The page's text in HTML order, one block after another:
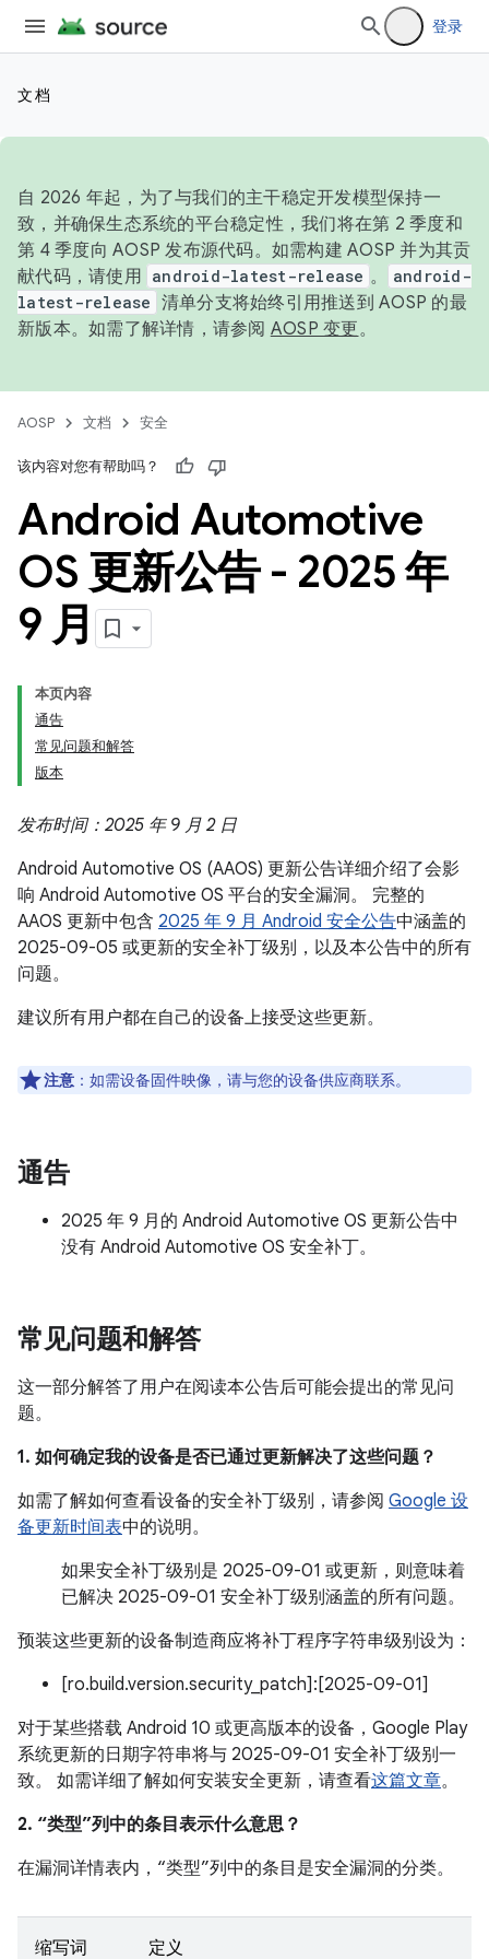
登录
文档
自 2026 年起，为了与我们的主干稳定开发模型保持一
致，并确保生态系统的平台稳定性，我们将在第 2 季度和
第 4 季度向 AOSP 发布源代码。如需构建 AOSP 并为其贡
献代码，请使用 android-latest-release 。
android-
latest-release 清单分支将始终引用推送到 AOSP 的最
新版本。如需了解详情，请参阅 AOSP 变更。
AOSP 文档 安全
该内容对您有帮助吗？
Android Automotive
OS 更新公告 - 2025 年
9 月
本页内容
通告
常见问题和解答
版本
发布时间：2025 年 9 月 2 日
Android Automotive OS (AAOS) 更新公告详细介绍了会影
响 Android Automotive OS 平台的安全漏洞。 完整的
AAOS 更新中包含 2025 年 9 月 Android 安全公告中涵盖的
2025-09-05 或更新的安全补丁级别，以及本公告中的所有
问题。
建议所有用户都在自己的设备上接受这些更新。
注意 ：如需设备固件映像，请与您的设备供应商联系。
通告
2025 年 9 月的 Android Automotive OS 更新公告中
没有 Android Automotive OS 安全补丁。
常见问题和解答
这一部分解答了用户在阅读本公告后可能会提出的常见问
题。
1. 如何确定我的设备是否已通过更新解决了这些问题？
如需了解如何查看设备的安全补丁级别，请参阅 Google 设
备更新时间表中的说明。
如果安全补丁级别是 2025-09-01 或更新，则意味着
已解决 2025-09-01 安全补丁级别涵盖的所有问题。
预装这些更新的设备制造商应将补丁程序字符串级别设为：
[ro.build.version.security_patch]:[2025-09-01]
对于某些搭载 Android 10 或更高版本的设备，Google Play
系统更新的日期字符串将与 2025-09-01 安全补丁级别一
致。 如需详细了解如何安装安全更新，请查看这篇文章。
2. “类型”列中的条目表示什么意思？
在漏洞详情表内，“类型”列中的条目是安全漏洞的分类。
缩写词 定义